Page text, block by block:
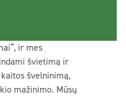
ir mes
švietimą ir
švelninimą,
mažinimo. Mūsų